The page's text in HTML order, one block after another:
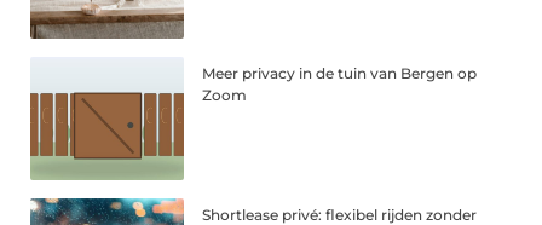
Meer privacy in de tuin van Bergen op
Zoom
Shortlease privé: flexibel rijden zonder